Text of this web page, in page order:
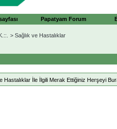
Papatyam Forum
> Sağlık ve Hastalıklar
Hastalıklar İle İlgili Merak Ettiğiniz Herşeyi